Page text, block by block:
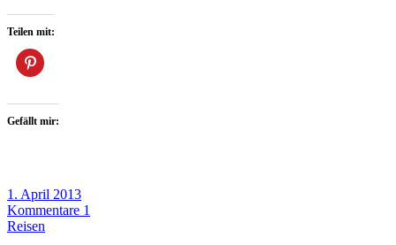
Teilen mit:
Gefällt mir:
1. April 2013
Kommentare 1
Reisen